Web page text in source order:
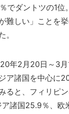
でダントツの1位
難しい」ことを
。
年2月20日～3月
ア諸国を中心に
ると、フィリピ
諸国25.9％、欧